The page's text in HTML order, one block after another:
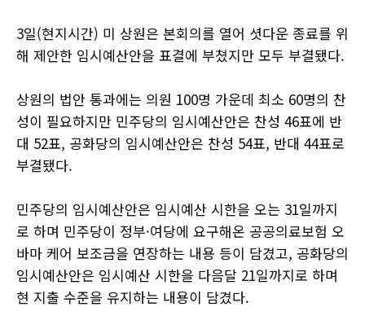
3일(현지시간) 미 상원은 본회의를 열어 셧다운 종료를 위
해 제안한 임시예산안을 표결에 부쳤지만 모두 부결됐다.
상원의 법안 통과에는 의원 100명 가운데 최소 60명의 찬
성이 필요하지만 민주당의 임시예산안은 찬성 46표에 반
대 52표, 공화당의 임시예산안은 찬성 54표, 반대 44표로
부결됐다.
민주당의 임시예산안은 임시예산 시한을 오는 31일까지
로 하며 민주당이 정부·여당에 요구해온 공공의료보험 오
바마 케어 보조금을 연장하는 내용 등이 담겼고, 공화당의
임시예산안은 임시예산 시한을 다음달 21일까지로 하며
현 지출 수준을 유지하는 내용이 담겼다.